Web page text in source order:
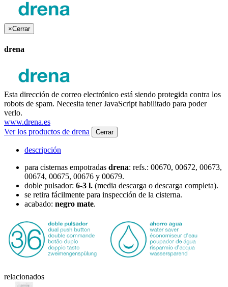
×Cerrar
drena
Esta dirección de correo electrónico está siendo protegida contra los
robots de spam. Necesita tener JavaScript habilitado para poder
verlo.
www.drena.es
Ver los productos de drena
Cerrar
descripción
para cisternas empotradas drena: refs.: 00670, 00672, 00673,
00674, 00675, 00676 y 00679.
doble pulsador: 6-3 l. (media descarga o descarga completa).
se retira fácilmente para inspección de la cisterna.
acabado: negro mate.
relacionados